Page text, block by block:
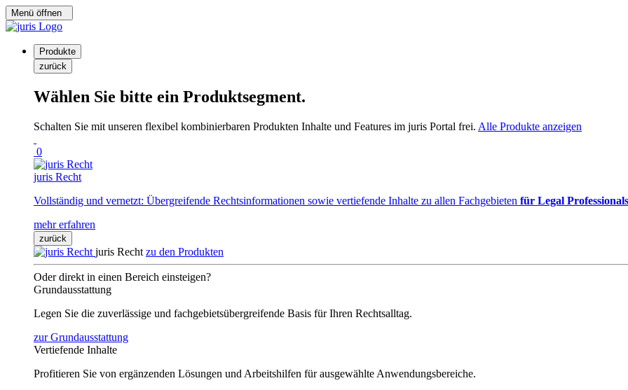
Menü öffnen
Produkte
zurück
Wählen Sie bitte ein Produktsegment.
Schalten Sie mit unseren flexibel kombinierbaren Produkten Inhalte und Features im juris Portal frei. Alle Produkte anzeigen
0
juris Recht
Vollständig und vernetzt: Übergreifende Rechtsinformationen sowie vertiefende Inhalte zu allen Fachgebieten für Legal Professionals
mehr erfahren
zurück
juris Recht zu den Produkten
Oder direkt in einen Bereich einsteigen?
Grundausstattung
Legen Sie die zuverlässige und fachgebietsübergreifende Basis für Ihren Rechtsalltag.
zur Grundausstattung
Vertiefende Inhalte
Profitieren Sie von ergänzenden Lösungen und Arbeitshilfen für ausgewählte Anwendungsbereiche.